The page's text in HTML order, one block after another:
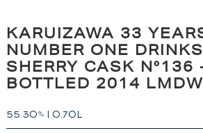
KARUIZAWA 33
NUMBER ONE
SHERRY CASK N°136
BOTTLED 2014
55.30% | 0.70L